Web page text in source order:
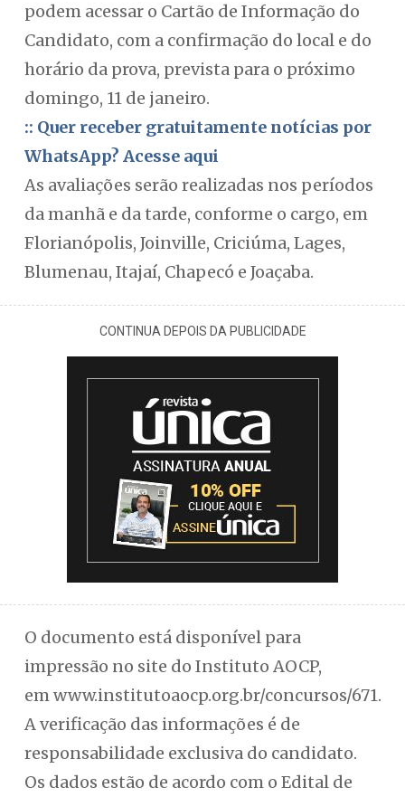
podem acessar o Cartão de Informação do
Candidato, com a confirmação do local e do
horário da prova, prevista para o próximo
domingo, 11 de janeiro.
:: Quer receber gratuitamente notícias por
WhatsApp? Acesse aqui
As avaliações serão realizadas nos períodos
da manhã e da tarde, conforme o cargo, em
Florianópolis, Joinville, Criciúma, Lages,
Blumenau, Itajaí, Chapecó e Joaçaba.
CONTINUA DEPOIS DA PUBLICIDADE
O documento está disponível para
impressão no site do Instituto AOCP,
em www.institutoaocp.org.br/concursos/671.
A verificação das informações é de
responsabilidade exclusiva do candidato.
Os dados estão de acordo com o Edital de